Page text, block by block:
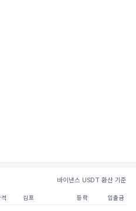
바이낸스 USDT 환산 기준
김프 등락 입출금